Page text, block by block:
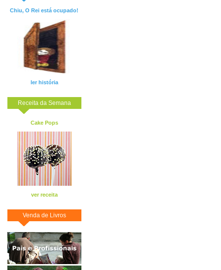
Chiu, O Rei está ocupado!
ler história
Receita da Semana
Cake Pops
ver receita
Venda de Livros